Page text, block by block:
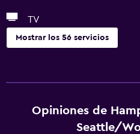
TV
Mostrar los 56 servicios
Mascotas permitidas bajo
Accesibilidad
Opiniones de
Seattle/